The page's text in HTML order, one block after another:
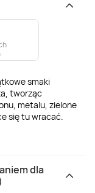
smaki
tworząc
metalu, zielone
się tu wracać.
dla